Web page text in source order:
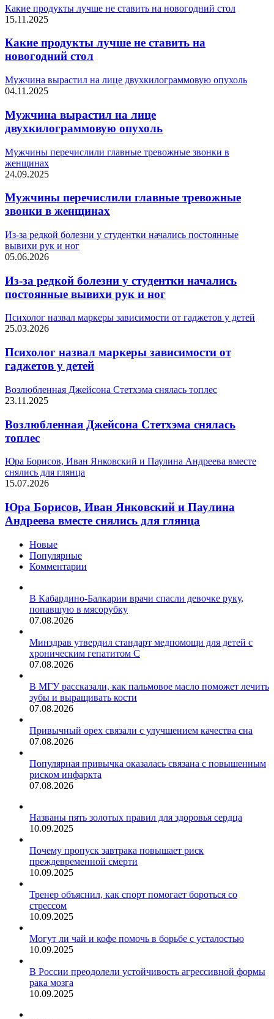
Какие продукты лучше не ставить на новогодний стол
15.11.2025
Какие продукты лучше не ставить на
новогодний стол
Мужчина вырастил на лице двухкилограммовую опухоль
04.11.2025
Мужчина вырастил на лице
двухкилограммовую опухоль
Мужчины перечислили главные тревожные звонки в
женщинах
24.09.2025
Мужчины перечислили главные тревожные
звонки в женщинах
Из-за редкой болезни у студентки начались постоянные
вывихи рук и ног
05.06.2026
Из-за редкой болезни у студентки начались
постоянные вывихи рук и ног
Психолог назвал маркеры зависимости от гаджетов у детей
25.03.2026
Психолог назвал маркеры зависимости от
гаджетов у детей
Возлюбленная Джейсона Стетхэма снялась топлес
23.11.2025
Возлюбленная Джейсона Стетхэма снялась
топлес
Юра Борисов, Иван Янковский и Паулина Андреева вместе
снялись для глянца
15.07.2026
Юра Борисов, Иван Янковский и Паулина
Андреева вместе снялись для глянца
Новые
Популярные
Комментарии
В Кабардино-Балкарии врачи спасли девочке руку,
попавшую в мясорубку
07.08.2026
Минздрав утвердил стандарт медпомощи для детей с
хроническим гепатитом С
07.08.2026
В МГУ рассказали, как пальмовое масло поможет лечить
зубы и выращивать кости
07.08.2026
Привычный орех связали с улучшением качества сна
07.08.2026
Популярная привычка оказалась связана с повышенным
риском инфаркта
07.08.2026
Названы пять золотых правил для здоровья сердца
10.09.2025
Почему пропуск завтрака повышает риск
преждевременной смерти
10.09.2025
Тренер объяснил, как спорт помогает бороться со
стрессом
10.09.2025
Могут ли чай и кофе помочь в борьбе с усталостью
10.09.2025
В России преодолели устойчивость агрессивной формы
рака мозга
10.09.2025